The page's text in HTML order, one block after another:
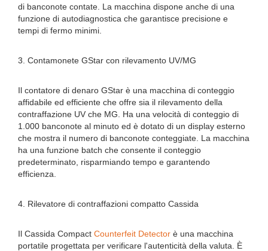
di banconote contate. La macchina dispone anche di una
funzione di autodiagnostica che garantisce precisione e
tempi di fermo minimi.
3. Contamonete GStar con rilevamento UV/MG
Il contatore di denaro GStar è una macchina di conteggio
affidabile ed efficiente che offre sia il rilevamento della
contraffazione UV che MG. Ha una velocità di conteggio di
1.000 banconote al minuto ed è dotato di un display esterno
che mostra il numero di banconote conteggiate. La macchina
ha una funzione batch che consente il conteggio
predeterminato, risparmiando tempo e garantendo
efficienza.
4. Rilevatore di contraffazioni compatto Cassida
Il Cassida Compact Counterfeit Detector è una macchina
portatile progettata per verificare l'autenticità della valuta. È